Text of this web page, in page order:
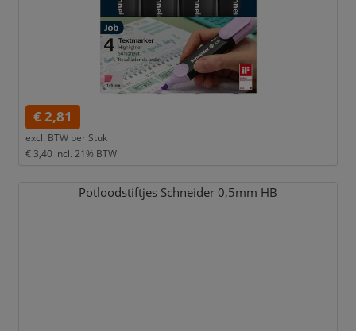
€ 2,81
excl. BTW per Stuk
€ 3,40 incl. 21% BTW
Potloodstiftjes Schneider 0,5mm HB